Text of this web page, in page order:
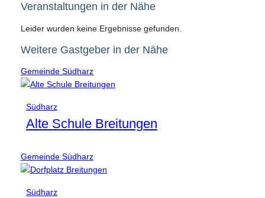
Veranstaltungen in der Nähe
Leider wurden keine Ergebnisse gefunden.
Weitere Gastgeber in der Nähe
Gemeinde Südharz
Südharz
Alte Schule Breitungen
Gemeinde Südharz
Südharz